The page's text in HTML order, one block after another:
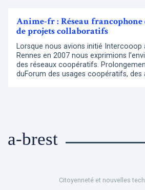
Anime-fr : Réseau
de projets collaboratifs
Lorsque nous avions initié Intercooop
Rennes en 2007 nous exprimions
des réseaux coopératifs.
duForum des usages coopératifs, des
a-brest
Citoyenneté et nouvelles